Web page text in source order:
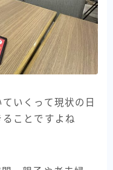
いくって現状の日
ことですよね